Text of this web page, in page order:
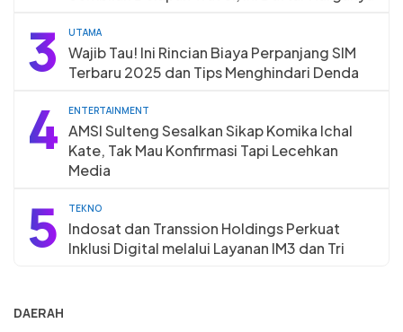
3 UTAMA
Wajib Tau! Ini Rincian Biaya Perpanjang SIM
Terbaru 2025 dan Tips Menghindari Denda
4 ENTERTAINMENT
AMSI Sulteng Sesalkan Sikap Komika Ichal
Kate, Tak Mau Konfirmasi Tapi Lecehkan
Media
5 TEKNO
Indosat dan Transsion Holdings Perkuat
Inklusi Digital melalui Layanan IM3 dan Tri
DAERAH